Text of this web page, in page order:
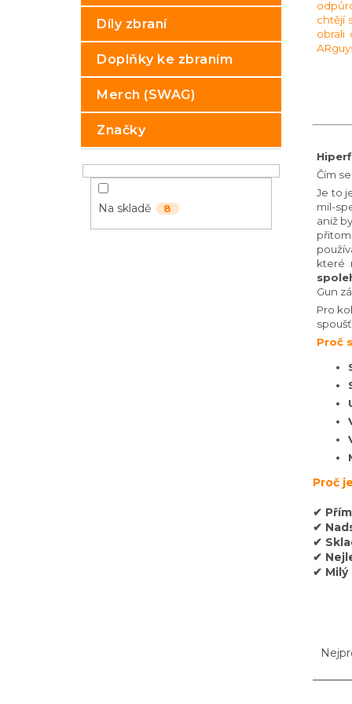
Díly zbraní
Doplňky ke zbraním
Merch (SWAG)
Značky
Na skladě 8
chtějí
obrali
Čím
Je to
mil-
aniž
které
Gun
Pro
Proč
Proč
✔
✔
✔
✔
✔ Milý
a
e